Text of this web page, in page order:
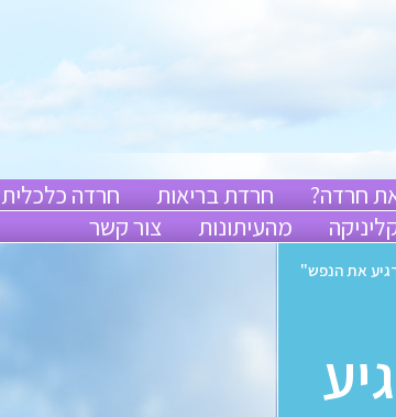
חרדה? חרדת בריאות חרדה כלכלית
מהעיתונות צור קשר
את הנפש"